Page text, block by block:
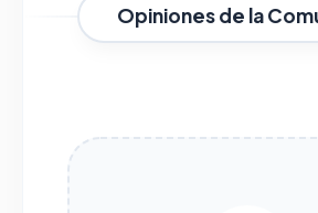
Opiniones de la